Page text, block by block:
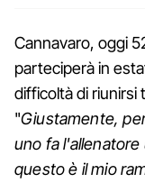
Cannavaro, oggi
parteciperà in
difficoltà di riunirsi
"Giustamente,
uno fa
questo è il mio